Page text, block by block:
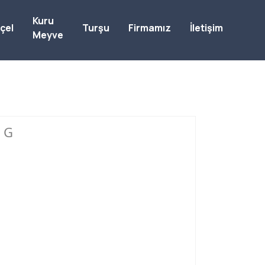
Kuru
Meyve
Turşu Firmamız İletişim